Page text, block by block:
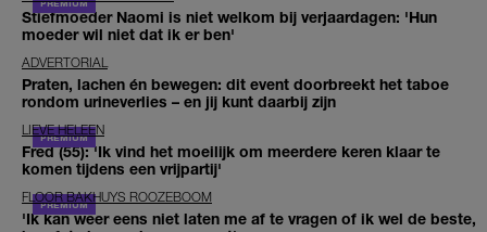
Stiefmoeder Naomi is niet welkom bij verjaardagen: 'Hun
moeder wil niet dat ik er ben'
ADVERTORIAL
Praten, lachen én bewegen: dit event doorbreekt het taboe
rondom urineverlies – en jij kunt daarbij zijn
LIEVE HELEEN
Fred (55): 'Ik vind het moeilijk om meerdere keren klaar te
komen tijdens een vrijpartij'
FLOOR BAKHUYS ROOZEBOOM
'Ik kan weer eens niet laten me af te vragen of ik wel de beste,